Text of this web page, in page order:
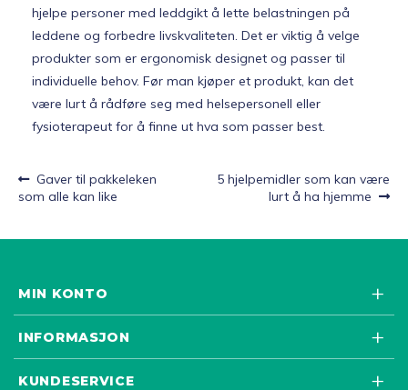
hjelpe personer med leddgikt å lette belastningen på
leddene og forbedre livskvaliteten. Det er viktig å velge
produkter som er ergonomisk designet og passer til
individuelle behov. Før man kjøper et produkt, kan det
være lurt å rådføre seg med helsepersonell eller
fysioterapeut for å finne ut hva som passer best.
Innleggsnavigasjon
Forrige
innlegg:
Gaver til pakkeleken
som alle kan like
Neste
5 hjelpemidler som kan være
lurt å ha hjemme
MIN KONTO
INFORMASJON
KUNDESERVICE